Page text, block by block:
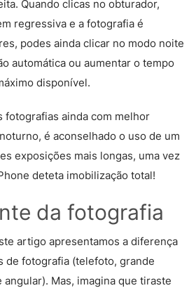
Quando clicas no obturador,
regressiva e a fotografia é
podes ainda clicar no modo noite
automática ou aumentar o tempo
disponível.
fotografias ainda com melhor
é aconselhado o uso de um
exposições mais longas, uma vez
deteta imobilização total!
da fotografia
artigo apresentamos a diferença
de fotografia (telefoto, grande
Mas, imagina que tiraste